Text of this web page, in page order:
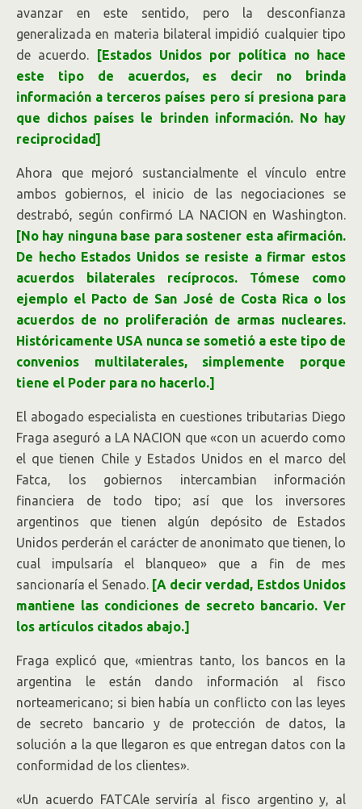
avanzar en este sentido, pero la desconfianza
generalizada en materia bilateral impidió cualquier tipo
de acuerdo.
[Estados Unidos por política no hace
este tipo de acuerdos, es decir no brinda
información a terceros países pero sí presiona para
que dichos países le brinden información. No hay
reciprocidad]
Ahora que mejoró sustancialmente el vínculo entre
ambos gobiernos, el inicio de las negociaciones se
destrabó, según confirmó LA NACION en Washington.
[No hay ninguna base para sostener esta afirmación.
De hecho Estados Unidos se resiste a firmar estos
acuerdos bilaterales recíprocos. Tómese como
ejemplo el Pacto de San José de Costa Rica o los
acuerdos de no proliferación de armas nucleares.
Históricamente USA nunca se sometió a este tipo de
convenios multilaterales, simplemente porque
tiene el Poder para no hacerlo.]
El abogado especialista en cuestiones tributarias Diego
Fraga aseguró a LA NACION que «con un acuerdo como
el que tienen Chile y Estados Unidos en el marco del
Fatca, los gobiernos intercambian información
financiera de todo tipo; así que los inversores
argentinos que tienen algún depósito de Estados
Unidos perderán el carácter de anonimato que tienen, lo
cual impulsaría el blanqueo» que a fin de mes
sancionaría el Senado. [A decir verdad, Estdos Unidos
mantiene las condiciones de secreto bancario. Ver
los artículos citados abajo.]
Fraga explicó que, «mientras tanto, los bancos en la
argentina le están dando información al fisco
norteamericano; si bien había un conflicto con las leyes
de secreto bancario y de protección de datos, la
solución a la que llegaron es que entregan datos con la
conformidad de los clientes».
«Un acuerdo FATCAle serviría al fisco argentino y, al